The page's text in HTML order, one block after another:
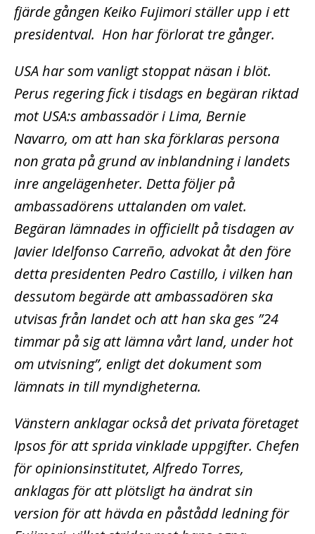
fjärde gången Keiko Fujimori ställer upp i ett
presidentval. Hon har förlorat tre gånger.
USA har som vanligt stoppat näsan i blöt.
Perus regering fick i tisdags en begäran riktad
mot USA:s ambassadör i Lima, Bernie
Navarro, om att han ska förklaras persona
non grata på grund av inblandning i landets
inre angelägenheter. Detta följer på
ambassadörens uttalanden om valet.
Begäran lämnades in officiellt på tisdagen av
Javier Idelfonso Carreño, advokat åt den före
detta presidenten Pedro Castillo, i vilken han
dessutom begärde att ambassadören ska
utvisas från landet och att han ska ges ”24
timmar på sig att lämna vårt land, under hot
om utvisning”, enligt det dokument som
lämnats in till myndigheterna.
Vänstern anklagar också det privata företaget
Ipsos för att sprida vinklade uppgifter. Chefen
för opinionsinstitutet, Alfredo Torres,
anklagas för att plötsligt ha ändrat sin
version för att hävda en påstådd ledning för